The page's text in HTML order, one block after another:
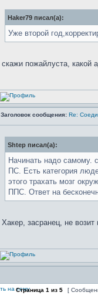
Haker79 писал(а):
Уже второй
скажи пожайлуста, какой
Заголовок сообщения: Re:
Shtep писал(а):
Начинать надо самому.
ПС. Есть категория
этого трахать мозг
ППС. Ответ на
Хакер, засранец, не
Страница 1 из 5 [